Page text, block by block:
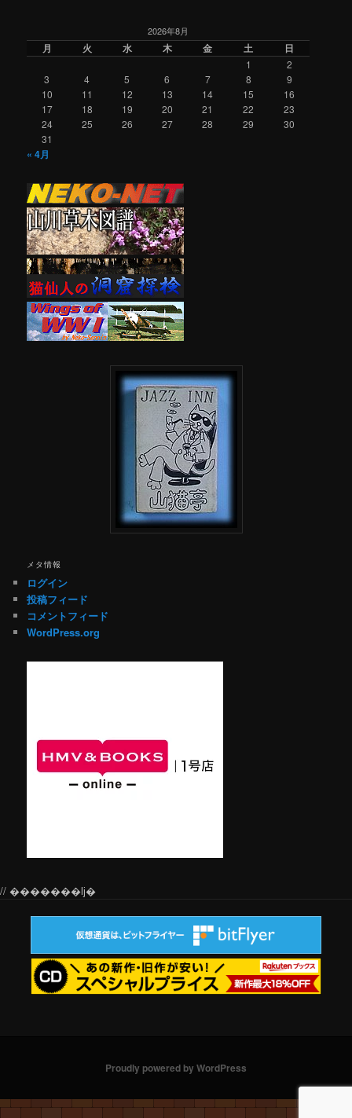
2026年8月
月 火 水 木 金 土 日
1
2
3
4 5 6 7 8
9
10
11 12 13 14 15
16
17
18 19 20 21 22
23
24
25 26 27 28 29
30
31
« 4月
メタ情報
ログイン
投稿フィード
コメントフィード
WordPress.org
// �������ǉ�
Proudly powered by WordPress